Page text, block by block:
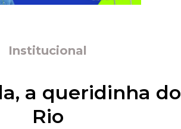
Institucional
a queridinha do
Rio